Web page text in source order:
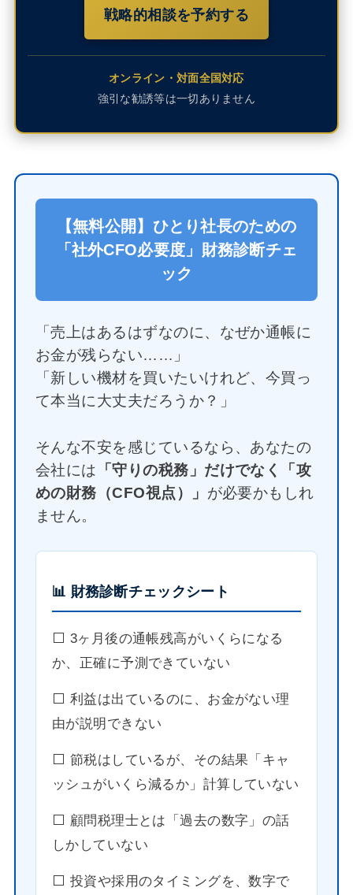
戦略的相談を予約する
オンライン・対面全国対応
強引な勧誘等は一切ありません
【無料公開】ひとり社長のための
「社外CFO必要度」財務診断チェ
ック
「売上はあるはずなのに、なぜか通帳に
お金が残らない……」
「新しい機材を買いたいけれど、今買っ
て本当に大丈夫だろうか？」
そんな不安を感じているなら、あなたの
会社には 「守りの税務」だけでなく「攻
めの財務（CFO視点）」 が必要かもしれ
ません。
📊 財務診断チェックシート
⬜️ 3ヶ月後の通帳残高がいくらになる
か、正確に予測できていない
⬜️ 利益は出ているのに、お金がない理
由が説明できない
⬜️ 節税はしているが、その結果「キャ
ッシュがいくら減るか」計算していない
⬜️ 顧問税理士とは「過去の数字」の話
しかしていない
⬜️ 投資や採用のタイミングを、数字で